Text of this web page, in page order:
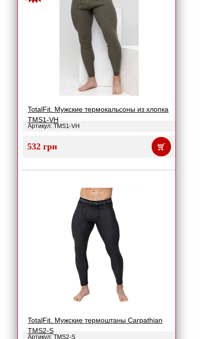
TotalFit. Мужские термокальсоны из хлопка
TMS1-VH
Артикул: TMS1-VH
532 грн
TotalFit. Мужские термоштаны Carpathian
TMS2-S
Артикул: TMS2-S